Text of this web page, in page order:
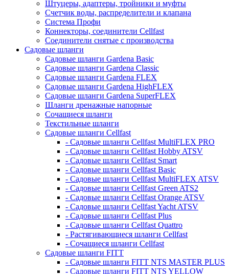
Штуцеры, адаптеры, тройники и муфты
Счетчик воды, распределители и клапана
Система Профи
Коннекторы, соединители Cellfast
Соединители снятые с производства
Садовые шланги
Садовые шланги Gardena Basic
Садовые шланги Gardena Classic
Садовые шланги Gardena FLEX
Садовые шланги Gardena HighFLEX
Садовые шланги Gardena SuperFLEX
Шланги дренажные напорные
Сочащиеся шланги
Текстильные шланги
Садовые шланги Cellfast
- Садовые шланги Cellfast MultiFLEX PRO
- Садовые шланги Cellfast Hobby ATSV
- Садовые шланги Cellfast Smart
- Садовые шланги Cellfast Basic
- Садовые шланги Cellfast MultiFLEX ATSV
- Садовые шланги Cellfast Green ATS2
- Садовые шланги Cellfast Orange ATSV
- Садовые шланги Cellfast Yacht ATSV
- Садовые шланги Cellfast Plus
- Садовые шланги Cellfast Quattro
- Растягивающиеся шланги Cellfast
- Сочащиеся шланги Cellfast
Садовые шланги FITT
- Садовые шланги FITT NTS MASTER PLUS
- Садовые шланги FITT NTS YELLOW